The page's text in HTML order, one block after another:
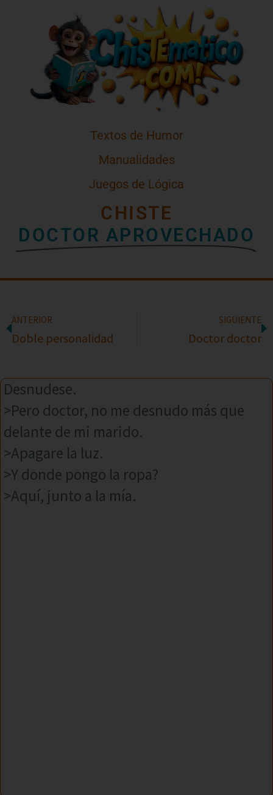
Textos de Humor
Manualidades
Juegos de Lógica
CHISTE
DOCTOR APROVECHADO
ANTERIOR
Doble personalidad
SIGUIENTE
Doctor doctor
Desnudese.
>Pero doctor, no me desnudo más que
delante de mi marido.
>Apagare la luz.
>Y donde pongo la ropa?
>Aquí, junto a la mía.